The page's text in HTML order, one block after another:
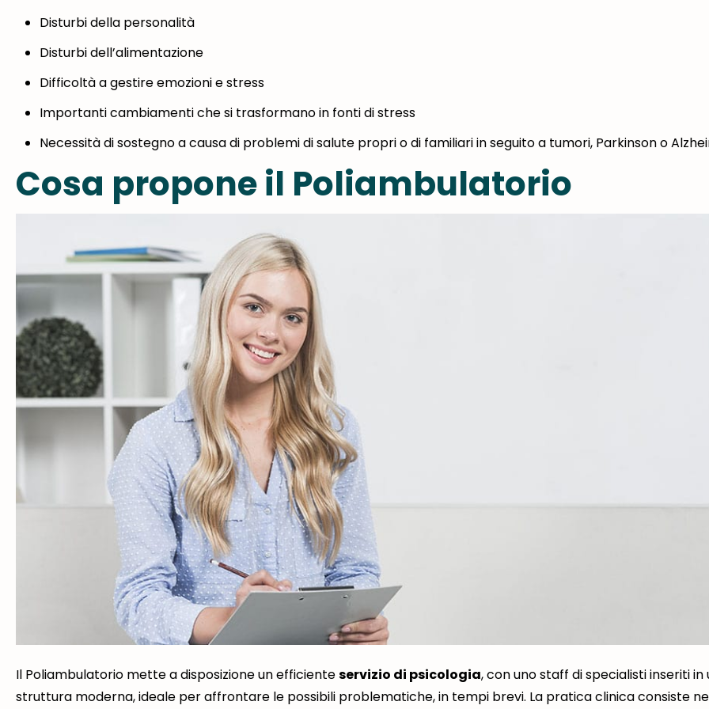
Disturbi della personalità
Disturbi dell’alimentazione
Difficoltà a gestire emozioni e stress
Importanti cambiamenti che si trasformano in fonti di stress
Necessità di sostegno a causa di problemi di salute propri o di familiari in seguito a tumori, Parkinson o
Cosa propone il Poliambulatorio
Il Poliambulatorio mette a disposizione un efficienteservizio di psicologia, con uno staff di specialisti inseriti in
struttura moderna, ideale per affrontare le possibili problematiche, in tempi brevi. La pratica clinica consiste